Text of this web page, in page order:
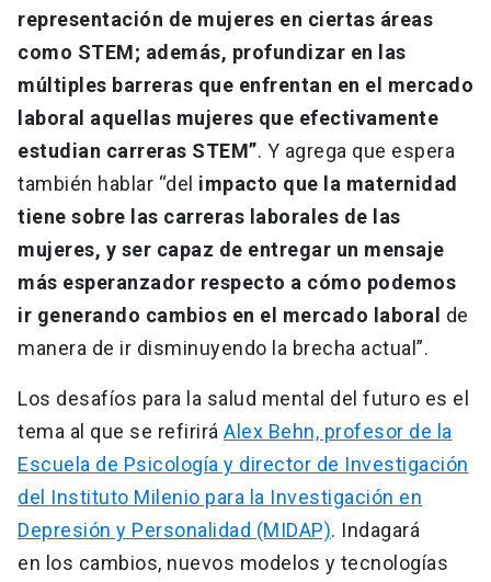
representación de mujeres en ciertas áreas
como STEM; además, profundizar en las
múltiples barreras que enfrentan en el mercado
laboral aquellas mujeres que efectivamente
estudian carreras STEM”. Y agrega que espera
también hablar “del impacto que la maternidad
tiene sobre las carreras laborales de las
mujeres, y ser capaz de entregar un mensaje
más esperanzador respecto a cómo podemos
ir generando cambios en el mercado laboral de
manera de ir disminuyendo la brecha actual”.
Los desafíos para la salud mental del futuro es el
tema al que se refirirá Alex Behn, profesor de la
Escuela de Psicología y director de Investigación
del Instituto Milenio para la Investigación en
Depresión y Personalidad (MIDAP). Indagará
en los cambios, nuevos modelos y tecnologías